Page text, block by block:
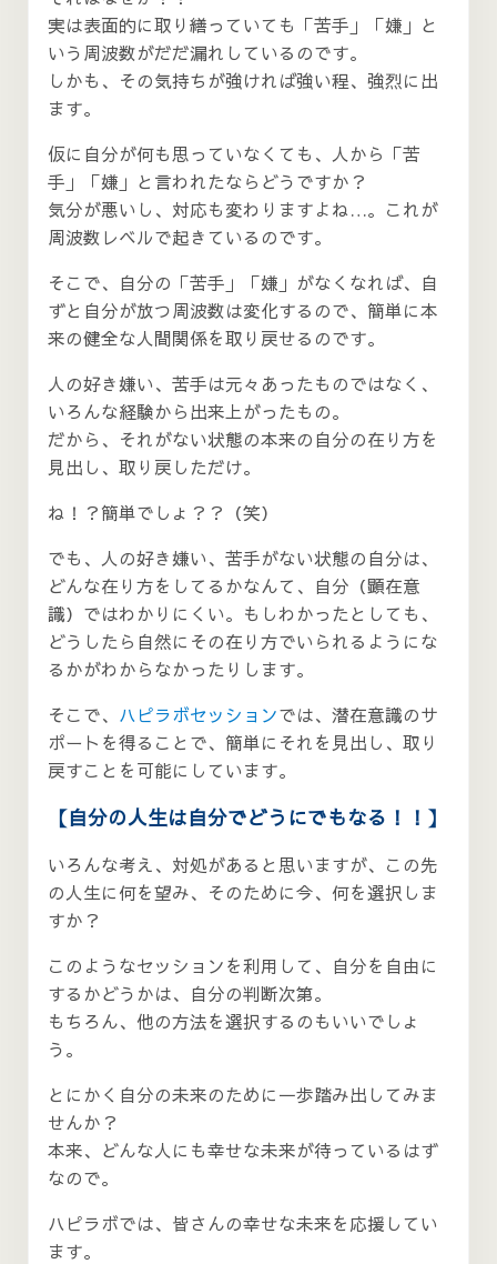
実は表面的に取り繕っていても「苦手」「嫌」と
いう周波数がだだ漏れしているのです。
しかも、その気持ちが強ければ強い程、強烈に出
ます。
仮に自分が何も思っていなくても、人から「苦
手」「嫌」と言われたならどうですか？
気分が悪いし、対応も変わりますよね…。これが
周波数レベルで起きているのです。
そこで、自分の「苦手」「嫌」がなくなれば、自
ずと自分が放つ周波数は変化するので、簡単に本
来の健全な人間関係を取り戻せるのです。
人の好き嫌い、苦手は元々あったものではなく、
いろんな経験から出来上がったもの。
だから、それがない状態の本来の自分の在り方を
見出し、取り戻しただけ。
ね！？簡単でしょ？？（笑）
でも、人の好き嫌い、苦手がない状態の自分は、
どんな在り方をしてるかなんて、自分（顕在意
識）ではわかりにくい。もしわかったとしても、
どうしたら自然にその在り方でいられるようにな
るかがわからなかったりします。
そこで、 ハピラボセッションでは、潜在意識のサ
ポートを得ることで、簡単にそれを見出し、取り
戻すことを可能にしています。
【自分の人生は自分でどうにでもなる！！】
いろんな考え、対処があると思いますが、この先
の人生に何を望み、そのために今、何を選択しま
すか？
このようなセッションを利用して、自分を自由に
するかどうかは、自分の判断次第。
もちろん、他の方法を選択するのもいいでしょ
う。
とにかく自分の未来のために一歩踏み出してみま
せんか？
本来、どんな人にも幸せな未来が待っているはず
なので。
ハピラボでは、皆さんの幸せな未来を応援してい
ます。